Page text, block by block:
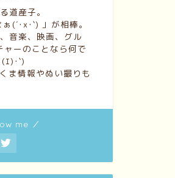
道産子。
(´･x･`) 」が相棒。
音楽、映画、グル
ーのことなら何で
ｴ)･`)
情報やぬい撮りも
me ／